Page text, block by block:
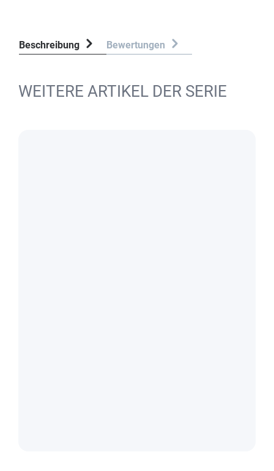
Beschreibung Bewertungen
WEITERE ARTIKEL DER SERIE